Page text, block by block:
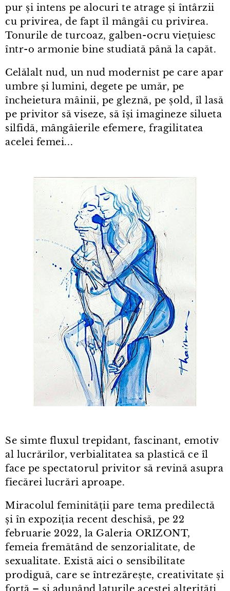
pur și intens pe alocuri te atrage și întârzii
cu privirea, de fapt îl mângâi cu privirea.
Tonurile de turcoaz, galben⁠-⁠ocru viețuiesc
într⁠-⁠o armonie bine studiată până la capăt.
Celălalt nud, un nud modernist pe care apar
umbre și lumini, degete pe umăr, pe
încheietura mâinii, pe gleznă, pe șold, îl lasă
pe privitor să viseze, să își imagineze silueta
silfidă, mângâierile efemere, fragilitatea
acelei femei...
Se simte fluxul trepidant, fascinant, emotiv
al lucrărilor, verbialitatea sa plastică ce îl
face pe spectatorul privitor să revină asupra
fiecărei lucrări aproape.
Miracolul feminității pare tema predilectă
și în expoziția recent deschisă, pe 22
februarie 2022, la Galeria ORIZONT,
femeia fremătând de senzorialitate, de
sexualitate. Există aici o sensibilitate
prodiguă, care se întrezărește, creativitate și
forță – și adunând laturile acestei alterități